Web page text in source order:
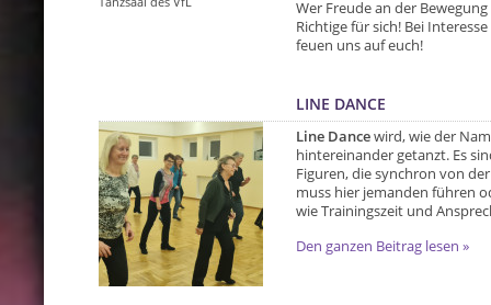
Wer Freude an der
Richtige für sich! Bei
feuen uns auf euch!
LINE DANCE
Line Dancewird, wie der
hintereinander getanzt. Es
Figuren, die synchron von
muss hier jemanden führen
wie Trainingszeit und
Den ganzen Beitrag lesen »